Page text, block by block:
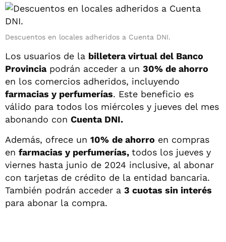
Descuentos en locales adheridos a Cuenta DNI.
Los usuarios de la billetera virtual del Banco
Provinciapodrán acceder a un 30% de ahorro
en los comercios adheridos, incluyendo
farmacias y perfumerías. Este beneficio es
válido para todos los miércoles y jueves del mes
abonando con Cuenta DNI.
Además, ofrece un 10% de ahorro en compras
en farmacias y perfumerías, todos los jueves y
viernes hasta junio de 2024 inclusive, al abonar
con tarjetas de crédito de la entidad bancaria.
También podrán acceder a 3 cuotas sin interés
para abonar la compra.